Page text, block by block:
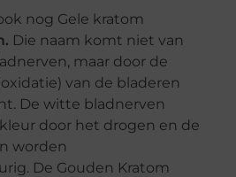
nog Gele kratom
Die naam komt niet van
maar door de
van de bladeren
De witte bladnerven
door het drogen en de
worden
De Gouden Kratom